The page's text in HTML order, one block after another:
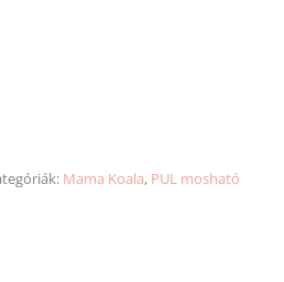
Mama Koala, PUL mosható